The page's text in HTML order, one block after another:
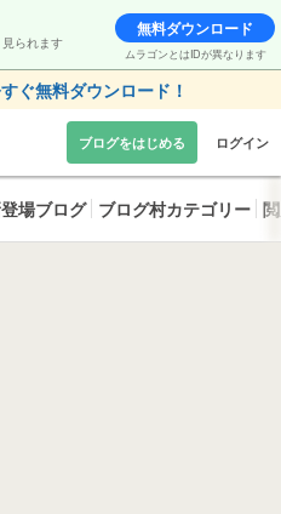
られます
無料ダウンロード
ムラゴンとはIDが異なります
ぐ無料ダウンロード！
ブログをはじめる ログイン
場ブログ ブログ村カテゴリー